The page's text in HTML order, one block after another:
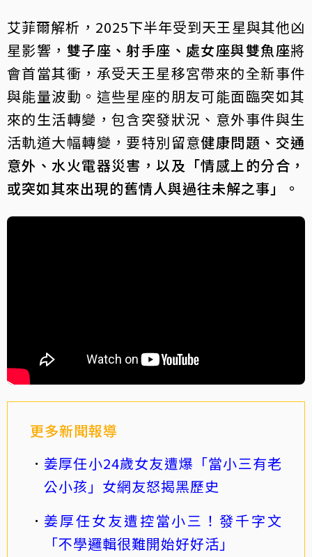
艾菲爾解析，2025下半年受到天王星與其他凶
星影響， 雙子座、射手座、處女座與雙魚座將
會首當其衝，承受天王星移宮帶來的全新事件
與能量波動。這些星座的朋友可能面臨突如其
來的生活轉變，包含突發狀況、意外事件與生
活軌道大幅轉變，要特別留意健康問題、交通
意外、水火電器災害，以及「情感上的分合，
或突如其來出現的舊情人與過往未解之事」。
更多新聞報導
姜厚任小24歲女友遭爆「當小三有老
公小孩」女網友怒揭黑歷史
姜厚任女友遭控當小三！發千字文
「不學邏輯很難開始好好活」